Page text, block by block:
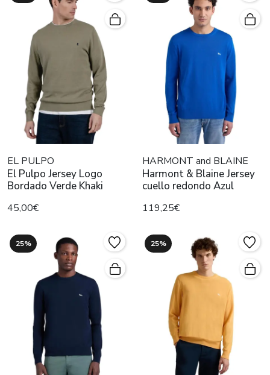
EL PULPO
El Pulpo Jersey Logo
Bordado Verde Khaki
45,00€
HARMONT and BLAINE
Harmont & Blaine Jersey
cuello redondo Azul
119,25€
25% 25%